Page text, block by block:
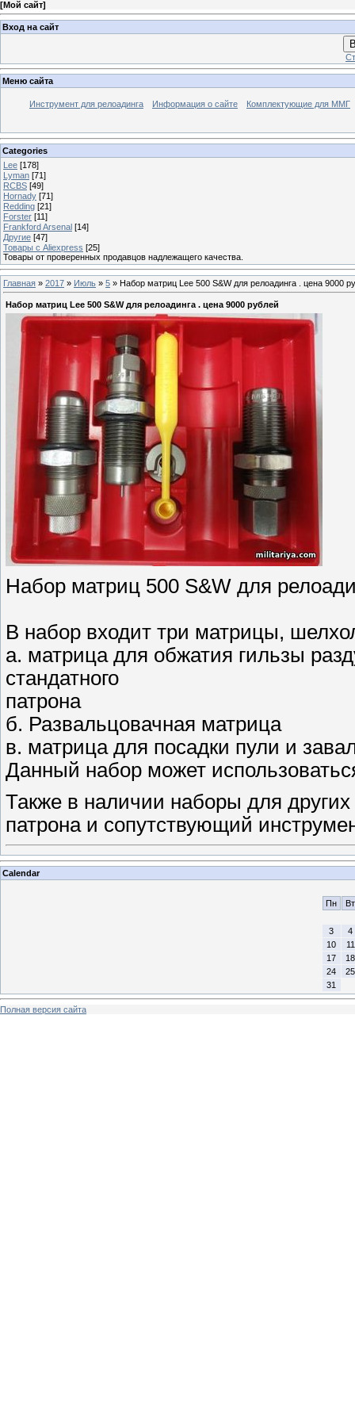
[Мой сайт]
Вход на сайт
Меню сайта
Инструмент для релоадинга Информация о сайте Комплектующие для ММГ
Categories
Lee [178]
Lyman [71]
RCBS [49]
Hornady [71]
Redding [21]
Forster [11]
Frankford Arsenal [14]
Другие [47]
Товары с Aliexpress [25]
Товары от проверенных продавцов надлежащего качества.
Главная » 2017 » Июль » 5 » Набор матриц Lee 500 S&W для релоадинга . цена 9000
Набор матриц Lee 500 S&W для релоадинга . цена 9000 рублей
Набор матриц 500 S&W для
В набор входит три матрицы,
а. матрица для обжатия гильзы
стандатного
патрона
б. Развальцовачная матрица
в. матрица для посадки пули и
Данный набор может
Также в наличии наборы для
патрона и сопутствующий
Calendar
Пн Вт
3
4
10
11
17
18
24
25
31
Полная версия сайта